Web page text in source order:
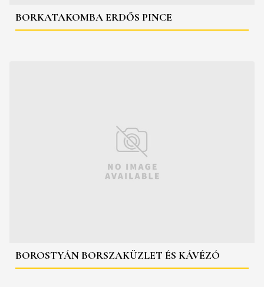
BORKATAKOMBA ERDŐS PINCE
BOROSTYÁN BORSZAKÜZLET ÉS KÁVÉZÓ